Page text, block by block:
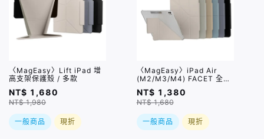
〈MagEasy〉Lift iPad 增
高支架保護殼 / 多款
NT$ 1,680
NT$ 1,980
一般商品 現折
〈MagEasy〉iPad Air
(M2/M3/M4) FACET 全方
位支架透明背蓋保護套 / 六
色,兩種尺寸
NT$ 1,380
NT$ 1,680
一般商品 現折